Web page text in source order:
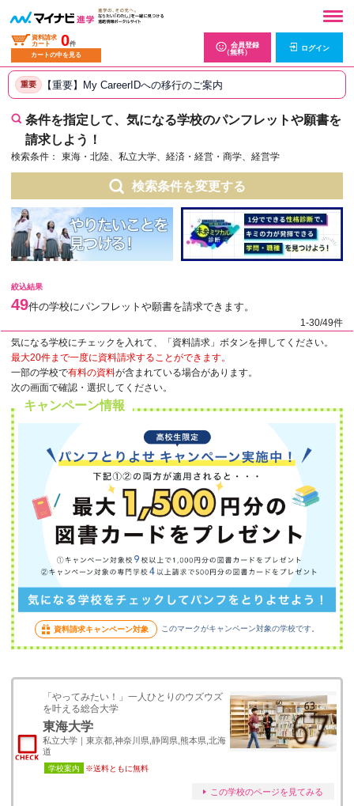
資料請求
カート
0件
カートの中を見る
会員登録
（無料）
ログイン
重要 【重要】My CareerIDへの移行のご案内
条件を指定して、気になる学校のパンフレットや願書を
請求しよう！
検索条件： 東海・北陸、私立大学、経済・経営・商学、経営学
検索条件を変更する
絞込結果
49件の学校にパンフレットや願書を請求できます。
1-30/49件
気になる学校にチェックを入れて、「資料請求」ボタンを押してください。
最大20件まで一度に資料請求することができます。
一部の学校で有料の資料が含まれている場合があります。
次の画面で確認・選択してください。
キャンペーン情報
資料請求キャンペーン対象 このマークがキャンペーン対象の学校です。
「やってみたい！」一人ひとりのウズウズ
を叶える総合大学
東海大学
私立大学｜東京都,神奈川県,静岡県,熊本県,北海
道
学校案内 ※送料ともに無料
この学校のページを見てみる